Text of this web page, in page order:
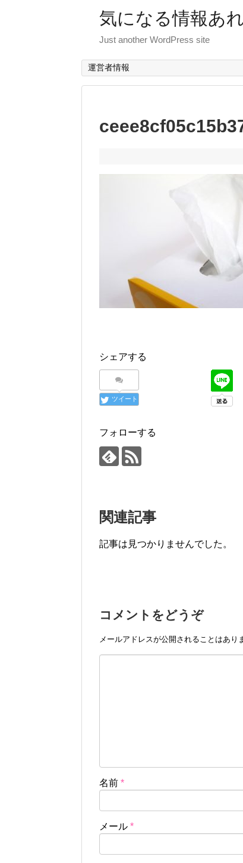
気になる情報あ
Just another WordPress site
運営者情報
シェアする
ツイート
フォローする
関連記事
記事は見つかりませんでした。
コメントをどうぞ
メールアドレスが公開されることはあり
名前 *
メール *